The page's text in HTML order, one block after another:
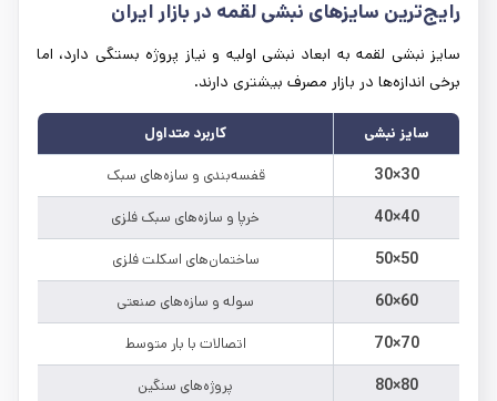
رایج‌ترین سایزهای نبشی لقمه در بازار ایران
سایز نبشی لقمه به ابعاد نبشی اولیه و نیاز پروژه بستگی دارد، اما
برخی اندازه‌ها در بازار مصرف بیشتری دارند.
سایز نبشی کاربرد متداول
30×30 قفسه‌بندی و سازه‌های سبک
40×40 خرپا و سازه‌های سبک فلزی
50×50 ساختمان‌های اسکلت فلزی
60×60 سوله و سازه‌های صنعتی
70×70 اتصالات با بار متوسط
80×80 پروژه‌های سنگین